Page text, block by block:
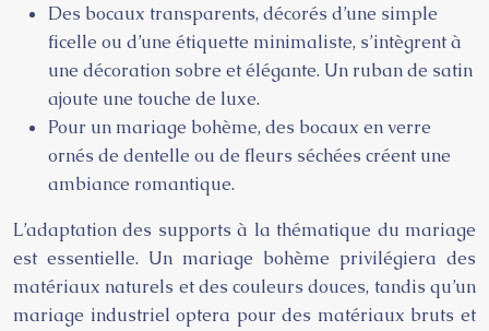
Des bocaux transparents, décorés d’une simple
ficelle ou d’une étiquette minimaliste, s’intègrent à
une décoration sobre et élégante. Un ruban de satin
ajoute une touche de luxe.
Pour un mariage bohème, des bocaux en verre
ornés de dentelle ou de fleurs séchées créent une
ambiance romantique.
L’adaptation des supports à la thématique du mariage
est essentielle. Un mariage bohème privilégiera des
matériaux naturels et des couleurs douces, tandis qu’un
mariage industriel optera pour des matériaux bruts et